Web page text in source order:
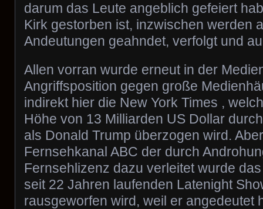
darum das Leute angeblich gefeiert
Kirk gestorben ist, inzwischen werden
Andeutungen geahndet, verfolgt und
Allen vorran wurde erneut in der
Angriffsposition gegen große
indirekt hier die New York Times ,
Höhe von 13 Milliarden US Dollar
als Donald Trump überzogen wird.
Fernsehkanal ABC der durch
Fernsehlizenz dazu verleitet wurde
seit 22 Jahren laufenden Latenight
rausgeworfen wird, weil er angedeutet